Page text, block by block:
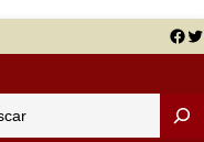
Facebook Twitter